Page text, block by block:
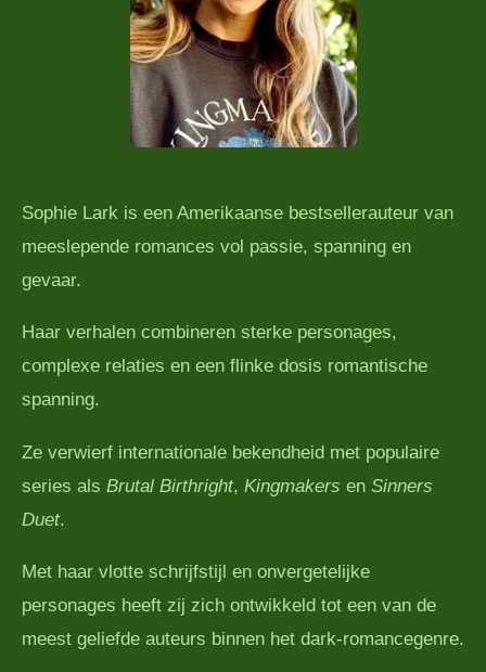
Sophie Lark is een Amerikaanse bestsellerauteur van
meeslepende romances vol passie, spanning en
gevaar.
Haar verhalen combineren sterke personages,
complexe relaties en een flinke dosis romantische
spanning.
Ze verwierf internationale bekendheid met populaire
series als Brutal Birthright, Kingmakers en Sinners
Duet.
Met haar vlotte schrijfstijl en onvergetelijke
personages heeft zij zich ontwikkeld tot een van de
meest geliefde auteurs binnen het dark-romancegenre.